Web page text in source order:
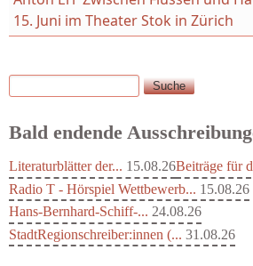
15. Juni im Theater Stok in Zürich
Suchformular
Suche
Bald endende
Literaturblätter der... 15.08.26Beiträge für
Radio T - Hörspiel Wettbewerb... 15.08.26
Hans-Bernhard-Schiff-... 24.08.26
StadtRegionschreiber:innen (... 31.08.26